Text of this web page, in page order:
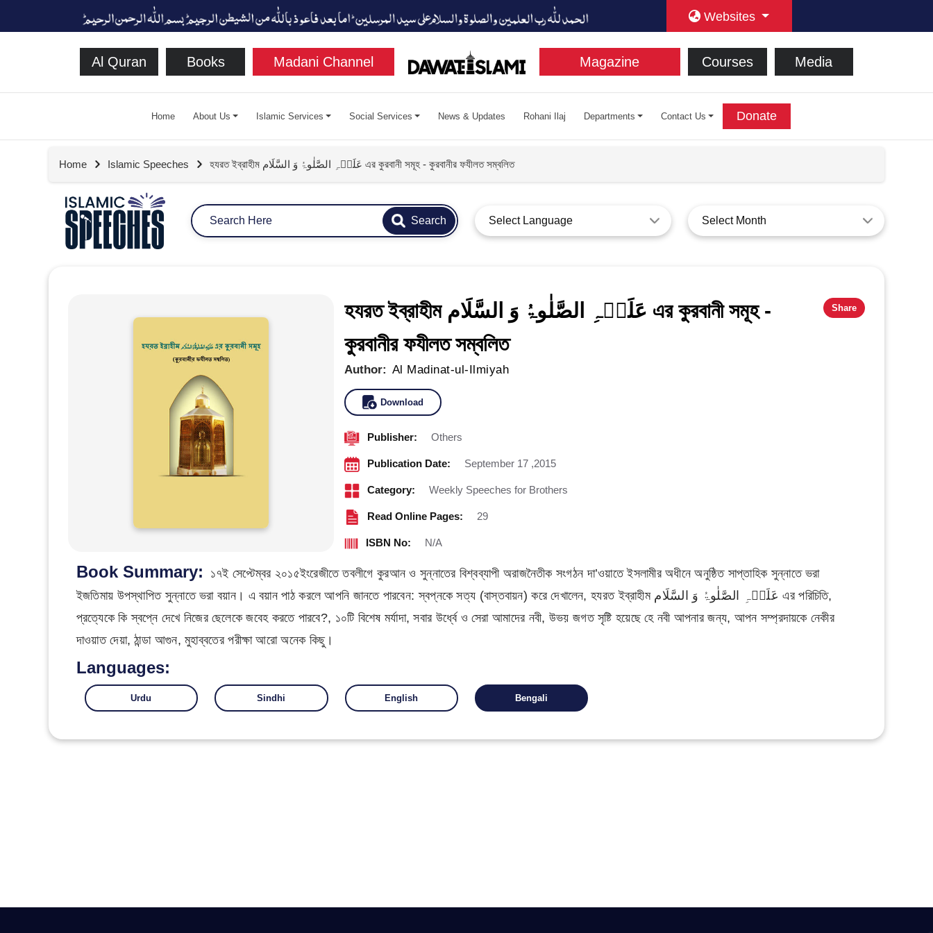
Websites
Al Quran Books Madani Channel Magazine Courses Media
Home About Us Islamic Services Social Services News & Updates Rohani Ilaj Departments Contact Us Donate
Home Islamic Speeches হযরত ইব্রাহীম عَلَیۡہِ الصَّلٰوۃُ وَ السَّلَام এর কুরবানী সমূহ - কুরবানীর ফযীলত সম্বলিত
Search Select Language Select Month
হযরত ইব্রাহীম عَلَیۡہِ الصَّلٰوۃُ وَ السَّلَام এর কুরবানী সমূহ -
কুরবানীর ফযীলত সম্বলিত
Share
Author: Al Madinat-ul-Ilmiyah
Download
Publisher: Others
Publication Date: September 17 ,2015
Category: Weekly Speeches for Brothers
Read Online Pages: 29
ISBN No: N/A
Book Summary:
১৭ই সেপ্টেম্বর ২০১৫ইংরেজীতে তবলীগে কুরআন ও সুন্নাতের বিশ্বব্যাপী অরাজনৈতীক সংগঠন দা’ওয়াতে ইসলামীর অধীনে অনুষ্ঠিত সাপ্তাহিক সুন্নাতে ভরা
ইজতিমায় উপস্থাপিত সুন্নাতে ভরা বয়ান। এ বয়ান পাঠ করলে আপনি জানতে পারবেন: স্বপ্নকে সত্য (বাস্তবায়ন) করে দেখালেন, হযরত ইব্রাহীম عَلَیۡہِ الصَّلٰوۃُ وَ السَّلَام এর পরিচিতি,
প্রত্যেকে কি স্বপ্নে দেখে নিজের ছেলেকে জবেহ করতে পারবে?, ১০টি বিশেষ মর্যাদা, সবার উর্ধ্বে ও সেরা আমাদের নবী, উভয় জগত সৃষ্টি হয়েছে হে নবী আপনার জন্য, আপন সম্প্রদায়কে নেকীর
দাওয়াত দেয়া, ঠান্ডা আগুন, মুহাব্বতের পরীক্ষা আরো অনেক কিছু।
Languages:
Urdu Sindhi English Bengali